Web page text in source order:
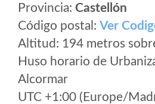
Provincia: Castellón
Código postal: Ver
Altitud: 194 metros
Huso horario de
Alcormar
UTC +1:00 (Europe/